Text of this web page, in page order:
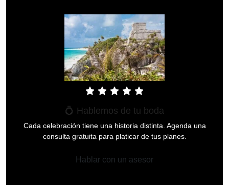
star star star star star
💍 Hablemos de tu boda
Cada celebración tiene una historia distinta. Agenda una
consulta gratuita para platicar de tus planes.
Hablar con un asesor